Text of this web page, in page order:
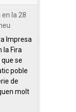
en la 28
Impresa
la Fira
se
poble
de
molt